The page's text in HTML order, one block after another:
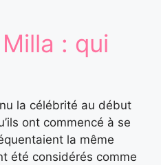
: qui
la célébrité au début
ont commencé à se
la même
été considérés comme